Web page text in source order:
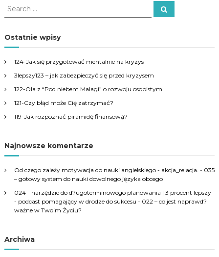
S
e
r
c
o
r
S
e
Ostatnie wpisy
124-Jak się przygotować mentalnie na kryzys
3lepszy123 – jak zabezpieczyć się przed kryzysem
122-Ola z “Pod niebem Malagi” o rozwoju osobistym
121-Czy błąd może Cię zatrzymać?
119-Jak rozpoznać piramidę finansową?
Najnowsze komentarze
Od czego zależy motywacja do nauki angielskiego - akcja_relacja. - 035
– gotowy system do nauki dowolnego języka obcego
024 - narzędzie do d?ugoterminowego planowania | 3 procent lepszy
- podcast pomagający w drodze do sukcesu - 022 – co jest naprawd?
ważne w Twoim Życiu?
Archiwa